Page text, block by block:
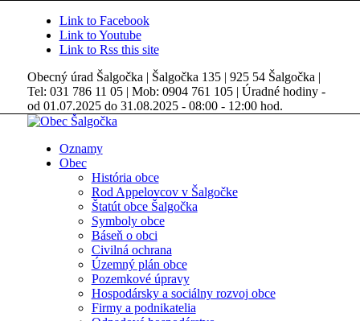
Link to Facebook
Link to Youtube
Link to Rss this site
Obecný úrad Šalgočka | Šalgočka 135 | 925 54 Šalgočka |
Tel: 031 786 11 05 | Mob: 0904 761 105 | Úradné hodiny -
od 01.07.2025 do 31.08.2025 - 08:00 - 12:00 hod.
Oznamy
Obec
História obce
Rod Appelovcov v Šalgočke
Štatút obce Šalgočka
Symboly obce
Báseň o obci
Civilná ochrana
Územný plán obce
Pozemkové úpravy
Hospodársky a sociálny rozvoj obce
Firmy a podnikatelia